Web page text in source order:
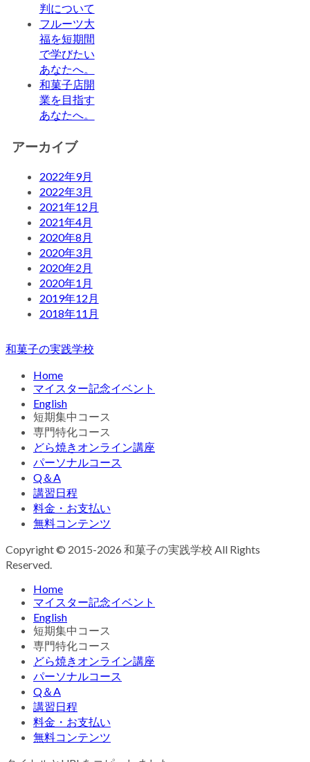
判について
フルーツ大
福を短期間
で学びたい
あなたへ。
和菓子店開
業を目指す
あなたへ。
アーカイブ
2022年9月
2022年3月
2021年12月
2021年4月
2020年8月
2020年3月
2020年2月
2020年1月
2019年12月
2018年11月
和菓子の実践学校
Home
マイスター記念イベント
English
短期集中コース
専門特化コース
どら焼きオンライン講座
パーソナルコース
Q＆A
講習日程
料金・お支払い
無料コンテンツ
Copyright © 2015-2026 和菓子の実践学校 All Rights
Reserved.
Home
マイスター記念イベント
English
短期集中コース
専門特化コース
どら焼きオンライン講座
パーソナルコース
Q＆A
講習日程
料金・お支払い
無料コンテンツ